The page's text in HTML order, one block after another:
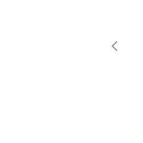
zurück